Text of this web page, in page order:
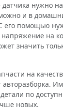
нужно
и в
его помощью
на
значить
на
по
новых.